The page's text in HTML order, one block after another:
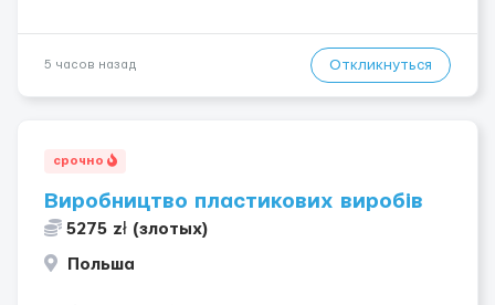
5 часов назад Откликнуться
срочно
Виробництво пластикових виробів
5275 zł (злотых)
Польша